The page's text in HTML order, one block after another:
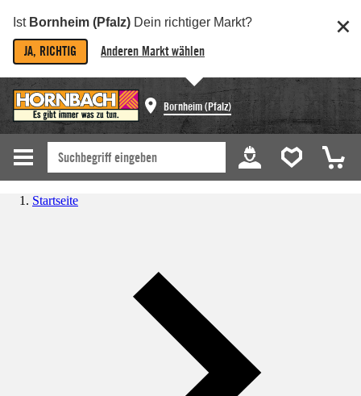
Ist Bornheim (Pfalz) Dein richtiger Markt?
JA, RICHTIG Anderen Markt wählen
Bornheim (Pfalz)
Startseite